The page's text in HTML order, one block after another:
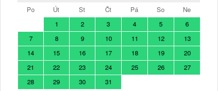
Po
Út St Čt Pá So
Ne
1
2 3 4 5
6
7
8 9 10 11 12
13
14
15 16 17 18 19
20
21
22 23 24 25 26
27
28
29 30 31